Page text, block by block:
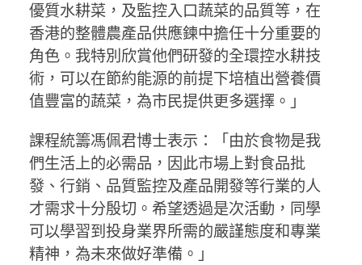
優質水耕菜，及監控入口蔬菜的品質等，在
香港的整體農產品供應鍊中擔任十分重要的
角色。我特別欣賞他們研發的全環控水耕技
術，可以在節約能源的前提下培植出營養價
值豐富的蔬菜，為市民提供更多選擇。」
課程統籌馮佩君博士表示：「由於食物是我
們生活上的必需品，因此市場上對食品批
發、行銷、品質監控及產品開發等行業的人
才需求十分殷切。希望透過是次活動，同學
可以學習到投身業界所需的嚴謹態度和專業
精神，為未來做好準備。」